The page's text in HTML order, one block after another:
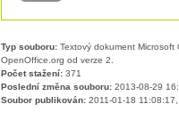
Typ souboru:Textový dokument Microsoft
OpenOffice.org od verze 2.
Počet stažení:371
Poslední změna souboru:2013-08-29
Soubor publikován:2011-01-18